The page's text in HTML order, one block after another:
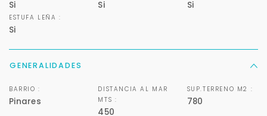
Si Si Si
ESTUFA LEÑA :
Si
GENERALIDADES
BARRIO :
Pinares
DISTANCIA AL MAR
MTS :
450
SUP.TERRENO M2 :
780